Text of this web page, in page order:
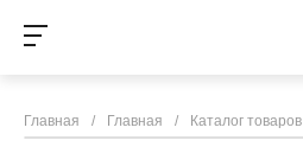
Главная / Главная / Каталог товаров